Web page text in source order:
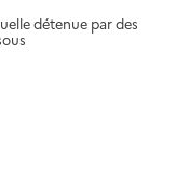
détenue par des